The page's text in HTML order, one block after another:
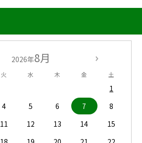
2026年8月
火 水 木 金 土
1
4 5 6 7
8
11 12 13 14
15